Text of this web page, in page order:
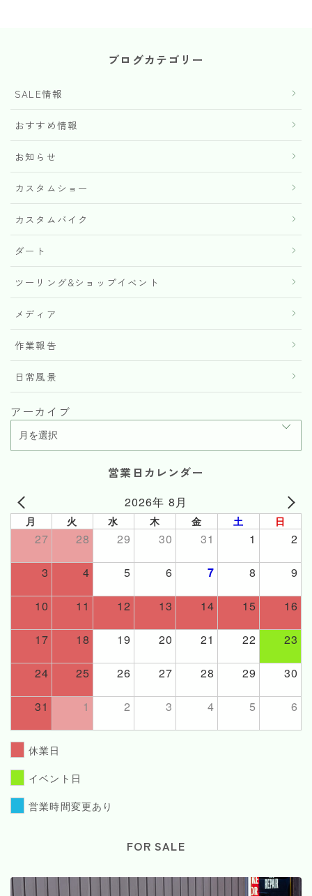
ブログカテゴリー
SALE情報
おすすめ情報
お知らせ
カスタムショー
カスタムバイク
ダート
ツーリング&ショップイベント
メディア
作業報告
日常風景
アーカイブ
営業日カレンダー
2026年 8月
月 火 水 木 金 土 日
27 28 29 30 31 1 2
3 4 5 6 7 8 9
10 11 12 13 14 15 16
17 18 19 20 21 22 23
24 25 26 27 28 29 30
31 1 2 3 4 5 6
休業日
イベント日
営業時間変更あり
FOR SALE